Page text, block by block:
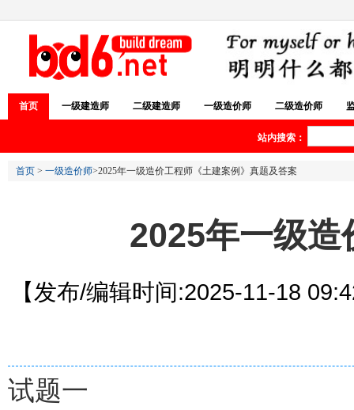
首页 一级建造师 二级建造师 一级造价师 二级造价师
站内搜索：
首页 > 一级造价师>2025年一级造价工程师《土建案例》真题及答案
2025年一级造
【发布/编辑时间:2025-11-18
试题一